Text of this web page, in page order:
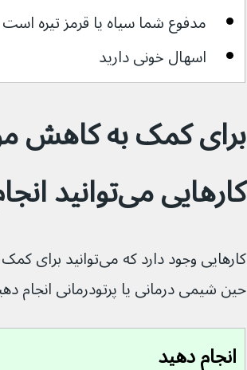
مدفوع شما سیاه یا قرمز تیره است
اسهال خونی دارید
برای کمک به کاهش
کارهایی می‌توانید انجام دهید؟
کارهایی وجود دارد که
حین شیمی درمانی یا پرتودرمانی انجام
انجام دهید